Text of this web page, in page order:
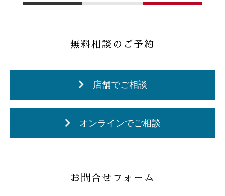
無料相談のご予約
店舗でご相談
オンラインでご相談
お問合せフォーム